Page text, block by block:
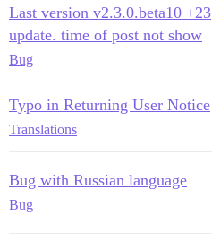
Last version v2.3.0.beta10 +23
update. time of post not show
Bug
Typo in Returning User Notice
Translations
Bug with Russian language
Bug